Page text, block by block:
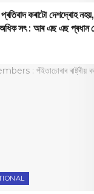
কৰাটো দেশদ্ৰোহ নহয়,
সৎ : আৰ এছ এছ প্ৰধান